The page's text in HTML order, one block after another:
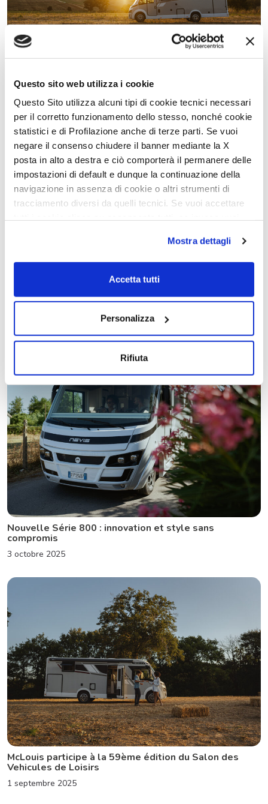
Questo sito web utilizza i cookie
Questo Sito utilizza alcuni tipi di cookie tecnici necessari
per il corretto funzionamento dello stesso, nonché cookie
statistici e di Profilazione anche di terze parti. Se vuoi
negare il consenso chiudere il banner mediante la X
posta in alto a destra e ciò comporterà il permanere delle
impostazioni di default e dunque la continuazione della
navigazione in assenza di cookie o altri strumenti di
tracciamento diversi da quelli tecnici. Se vuoi accettare
su acconsento selezionati. Se vuoi saperne di più clicca
qui. Cliccando sul tasto "Acconsento" permetti l'utilizzo
Mostra dettagli
Accetta tutti
Personalizza
Rifiuta
au 26 octobre 2025
Menfys Next : le nouveau fourgon McLouis pour
Nouvelle Série 800 : innovation et style sans
compromis
3 octobre 2025
McLouis participe à la 59ème édition du Salon des
Vehicules de Loisirs
1 septembre 2025